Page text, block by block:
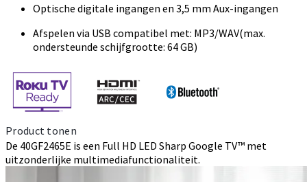
Optische digitale ingangen en 3,5 mm Aux-ingangen
Afspelen via USB compatibel met: MP3/WAV(max.
ondersteunde schijfgrootte: 64 GB)
Product tonen
De 40GF2465E is een Full HD LED Sharp Google TV™ met
uitzonderlijke multimediafunctionaliteit.